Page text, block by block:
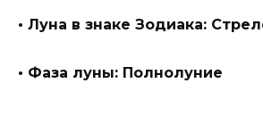
• Луна в знаке Зодиака:
• Фаза луны: Полнолуние